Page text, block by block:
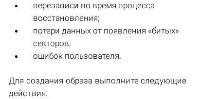
перезаписи во время процесса
восстановления;
потери данных от появления «битых»
секторов;
ошибок пользователя.
Для создания образа выполните следующие
действия: